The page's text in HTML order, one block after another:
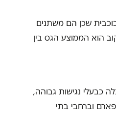
שכן הם משתנים
הוא הממוצע הגס בין
כבעלי נגישות גבוהה,
וברחבי בתי